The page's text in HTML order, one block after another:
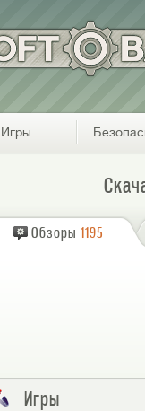
Игры
Обзоры 1195
Игры